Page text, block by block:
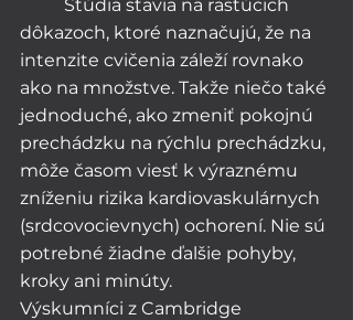
dôkazoch, ktoré naznačujú, že na
intenzite cvičenia záleží rovnako
ako na množstve. Takže niečo také
jednoduché, ako zmeniť pokojnú
prechádzku na rýchlu prechádzku,
môže časom viesť k výraznému
zníženiu rizika kardiovaskulárnych
(srdcovocievnych) ochorení. Nie sú
potrebné žiadne ďalšie pohyby,
kroky ani minúty.
Výskumníci z Cambridge